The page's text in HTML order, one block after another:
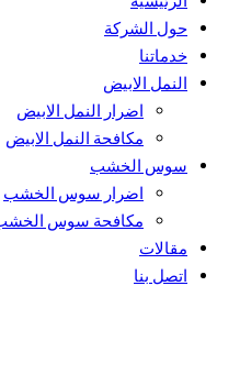
حول الشركة
خدماتنا
النمل الابيض
اضرار النمل الابيض
مكافحة النمل الابيض
سوس الخشب
اضرار سوس الخشب
مكافحة سوس الخشب
مقالات
اتصل بنا